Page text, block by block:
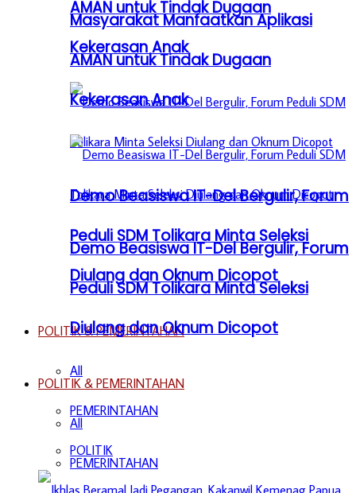
AMAN untuk Tindak Dugaan
Kekerasan Anak
Demo Beasiswa IT-Del Bergulir, Forum
Peduli SDM Tolikara Minta Seleksi
Diulang dan Oknum Dicopot
POLITIK & PEMERINTAHAN
All
PEMERINTAHAN
POLITIK
Masyarakat Manfaatkan Aplikasi
AMAN untuk Tindak Dugaan
Kekerasan Anak
Demo Beasiswa IT-Del Bergulir, Forum
Peduli SDM Tolikara Minta Seleksi
Diulang dan Oknum Dicopot
POLITIK & PEMERINTAHAN
All
PEMERINTAHAN